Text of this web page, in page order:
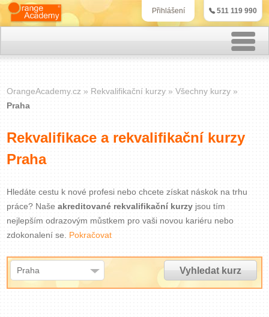
Přihlášení 511 119 990
Kurzy personalistiky
IT kurzy
Jazykové kurzy
OrangeAcademy.cz Rekvalifikační kurzy
Všechny kurzy
Praha
Rekvalifikace a rekvalifikační kurzy
Praha
Hledáte cestu k nové profesi nebo chcete získat náskok na trhu
práce? Našeakreditované rekvalifikační kurzy jsou tím
nejlepším odrazovým můstkem pro vaši novou kariéru nebo
zdokonalení se. Pokračovat
Praha